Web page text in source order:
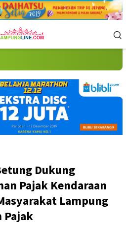
Dukung
Pajak Kendaraan
Lampung
Pajak